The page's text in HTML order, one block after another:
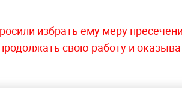
избрать ему меру
свою работу и